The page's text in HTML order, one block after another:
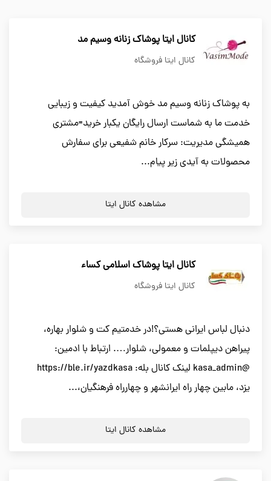
کانال ایتا پوشاک زنانه وسیم مد
کانال ایتا فروشگاه
به پوشاک زنانه وسیم مد خوش آمدید کیفیت و زیبایی
خدمت ما به شماست ارسال رایگان یکبار خرید=مشتری
همیشگی مدیریت: سرکار خانم شفیعی برای سفارش
محصولات به آیدی زیر پیام...
مشاهده کانال ایتا
کانال ایتا پوشاک اسلامی کساء
کانال ایتا فروشگاه
دنبال لباس ایرانی هستی؟!در خدمتیم کت و شلوار بهاره،
پیراهن دیپلمات و معمولی، شلوار…. ارتباط با ادمین:
@kasa_admin لینک کانال بله: https://ble.ir/yazdkasa
یزد، مابین چهار راه ایرانشهر و چهارراه فرهنگیان،...
مشاهده کانال ایتا